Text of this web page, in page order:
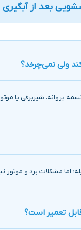
بعد از آبگیری
ولی نمی‌چرخد؟
پروانه، شیربرقی یا
مشکلات برد و موتور
تعمیر است؟